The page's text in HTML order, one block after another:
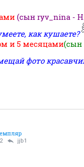
(сын ryv_nina -
как кушаете?
и 5 месяцами(сын
фото
jjb1